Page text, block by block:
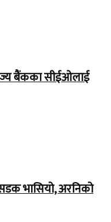
बैंकका सीईओलाई
भासियो, अरनिको